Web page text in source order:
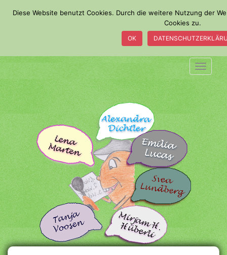
o
m
a
i
n
c
o
n
t
e
n
t
Diese Website benutzt Cookies. Durch die weitere Nutzung der
Cookies zu.
OK